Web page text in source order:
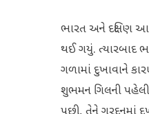
ભારત અને દક્ષિણ
થઈ ગયું. ત્યારબાદ
ગળામાં દુખાવાને
શુભમન ગિલની પહેલી